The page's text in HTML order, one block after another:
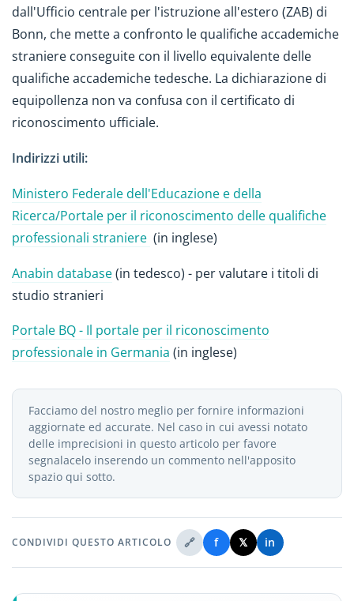
dall'Ufficio centrale per l'istruzione all'estero (ZAB) di
Bonn, che mette a confronto le qualifiche accademiche
straniere conseguite con il livello equivalente delle
qualifiche accademiche tedesche. La dichiarazione di
equipollenza non va confusa con il certificato di
riconoscimento ufficiale.
Indirizzi utili:
Ministero Federale dell'Educazione e della
Ricerca/Portale per il riconoscimento delle qualifiche
professionali straniere (in inglese)
Anabin database(in tedesco) - per valutare i titoli di
studio stranieri
Portale BQ - Il portale per il riconoscimento
professionale in Germania (in inglese)
Facciamo del nostro meglio per fornire informazioni
aggiornate ed accurate. Nel caso in cui avessi notato
delle imprecisioni in questo articolo per favore
segnalacelo inserendo un commento nell'apposito
spazio qui sotto.
CONDIVIDI QUESTO ARTICOLO 🔗 f 𝕏 in